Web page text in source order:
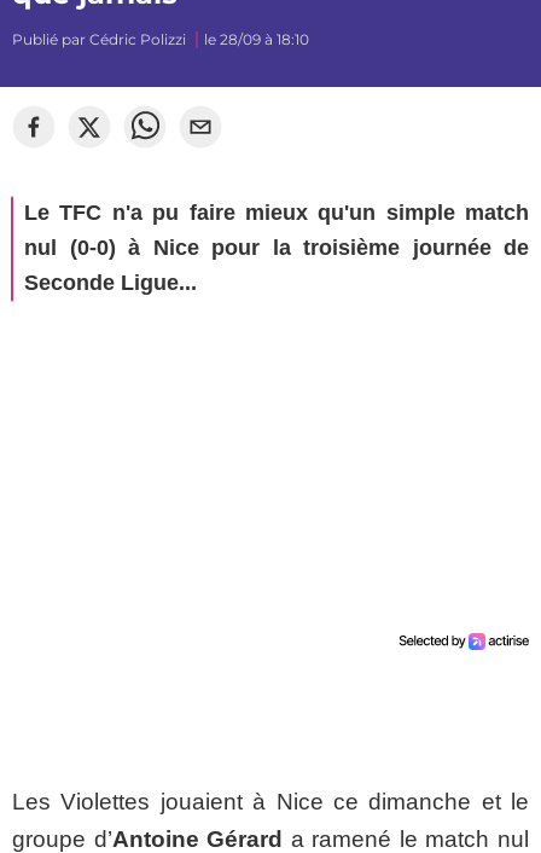
Publié par Cédric Polizzi le 28/09 à 18:10
Le TFC n'a pu faire mieux qu'un simple match
nul (0-0) à Nice pour la troisième journée de
Seconde Ligue...
Les Violettes jouaient à Nice ce dimanche et le
groupe d’Antoine Gérard a ramené le match nul